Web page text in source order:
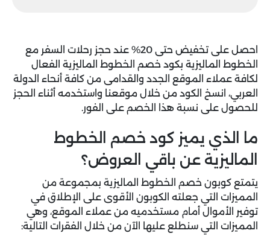
احصل على تخفيض حتى 20% عند حجز رحلات السفر مع
الخطوط الماليزية بكود خصم الخطوط الماليزية الفعال
لكافة عملاء الموقع الجدد والقدامى من كافة أنحاء الدولة
العربي، انسخ الكود من خلال موقعنا واستخدمه أثناء الحجز
للحصول على نسبة هذا الخصم على الفور.
ما الذي يميز كود خصم الخطوط
الماليزية عن باقي العروض؟
يتمتع كوبون خصم الخطوط الماليزية بمجموعة من
المميزات التي جعلته الكوبون الأقوى على الإطلاق في
توفير الأموال أمام مستخدميه من عملاء الموقع، وهي
المميزات التي سنطلع عليها الآن من خلال الفقرات التالية: